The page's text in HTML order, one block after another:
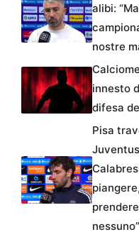
alibi:
nostre
innesto
difesa
Pisa
nessuno”